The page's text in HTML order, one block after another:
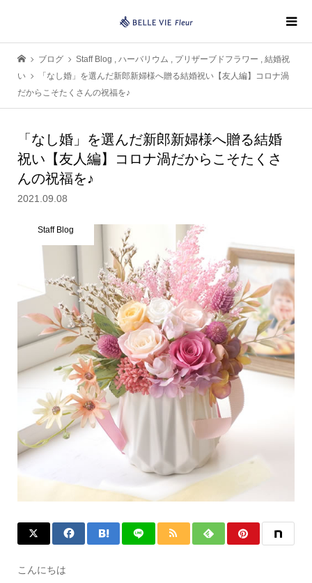
ブログ Staff Blog , ハーバリウム , プリザーブドフラワー , 結婚祝
い
「なし婚」を選んだ新郎新婦様へ贈る結婚祝い【友人編】コロナ渦
だからこそたくさんの祝福を♪
「なし婚」を選んだ新郎新婦様へ贈る結婚
祝い【友人編】コロナ渦だからこそたくさ
んの祝福を♪
2021.09.08
Staff Blog
こんにちは